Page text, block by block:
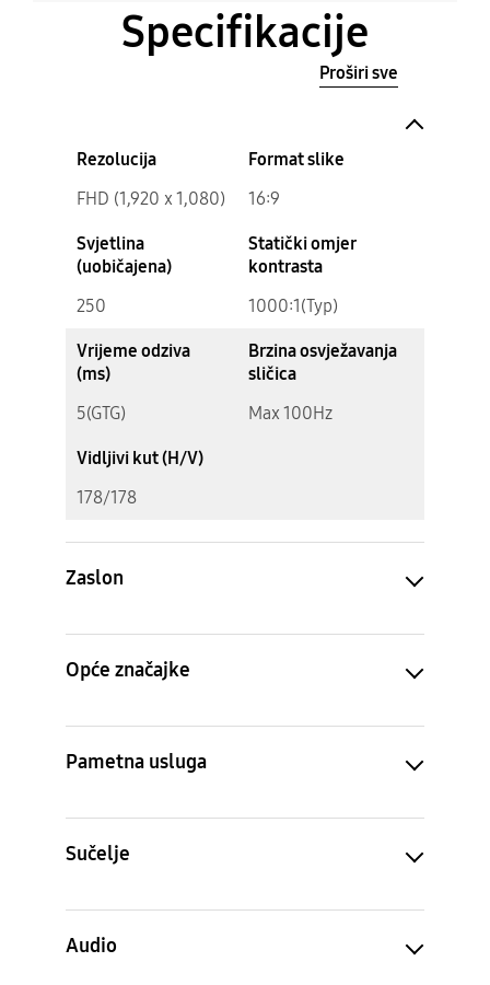
Specifikacije
Proširi sve
Rezolucija
FHD (1,920 x 1,080)
Format slike
16:9
Svjetlina
(uobičajena)
250
Statički omjer
kontrasta
1000:1(Typ)
Vrijeme odziva
(ms)
5(GTG)
Brzina osvježavanja
sličica
Max 100Hz
Vidljivi kut (H/V)
178/178
Zaslon
Opće značajke
Pametna usluga
Sučelje
Audio